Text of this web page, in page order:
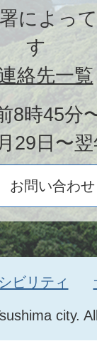
によっ
す
絡先一覧
8時45分
29日〜
お問い合わせ
city.
ビリティ